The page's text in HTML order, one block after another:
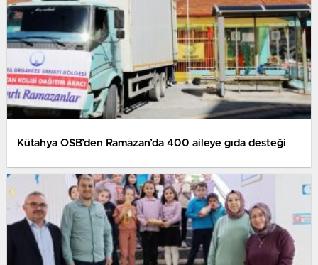
Kütahya OSB’den Ramazan’da 400 aileye gıda desteği